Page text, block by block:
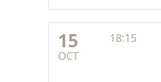
15
OCT
18:15